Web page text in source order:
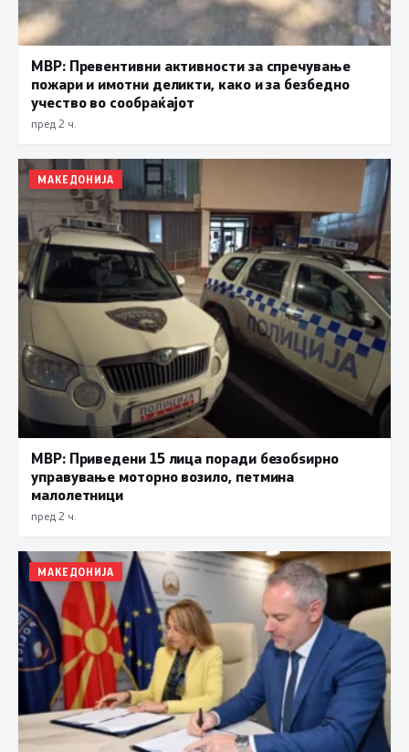
МВР: Превентивни активности за спречување
пожари и имотни деликти, како и за безбедно
учество во сообраќајот
пред 2 ч.
МАКЕДОНИЈА
МВР: Приведени 15 лица поради безобѕирно
управување моторно возило, петмина
малолетници
пред 2 ч.
МАКЕДОНИЈА